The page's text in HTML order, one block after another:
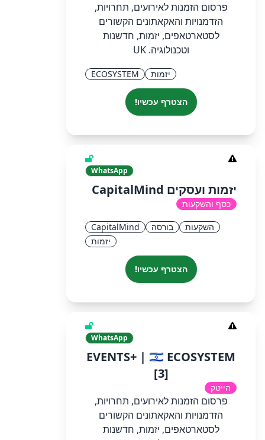
פרסום הזמנות לאירועים, תחרויות,
הזדמנויות והאקאתונים הקשורים
לסטארטאפים, יזמות, חדשנות
וטכנולוגיה. UK
יזמות ECOSYSTEM
הצטרף עכשיו!
WhatsApp
יזמות ועסקים CapitalMind
כסף והשקעות
השקעות בורסה
CapitalMind
יזמות
הצטרף עכשיו!
WhatsApp
EVENTS+ | 🇮🇱 ECOSYSTEM
[3]
הייטק
פרסום הזמנות לאירועים, תחרויות,
הזדמנויות והאקאתונים הקשורים
לסטארטאפים, יזמות, חדשנות